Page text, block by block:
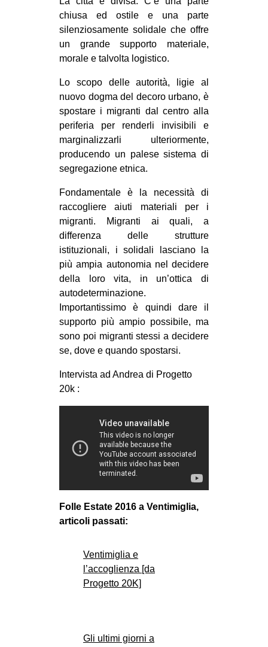
chiusa ed ostile e una parte
silenziosamente solidale che offre
un grande supporto materiale,
morale e talvolta logistico.
Lo scopo delle autorità, ligie al
nuovo dogma del decoro urbano, è
spostare i migranti dal centro alla
periferia per renderli invisibili e
marginalizzarli ulteriormente,
producendo un palese sistema di
segregazione etnica.
Fondamentale è la necessità di
raccogliere aiuti materiali per i
migranti. Migranti ai quali, a
differenza delle strutture
istituzionali, i solidali lasciano la
più ampia autonomia nel decidere
della loro vita, in un’ottica di
autodeterminazione.
Importantissimo è quindi dare il
supporto più ampio possibile, ma
sono poi migranti stessi a decidere
se, dove e quando spostarsi.
Intervista ad Andrea di Progetto
20k :
Folle Estate 2016 a Ventimiglia,
articoli passati:
Ventimiglia e
l’accoglienza [da
Progetto 20K]
Gli ultimi giorni a